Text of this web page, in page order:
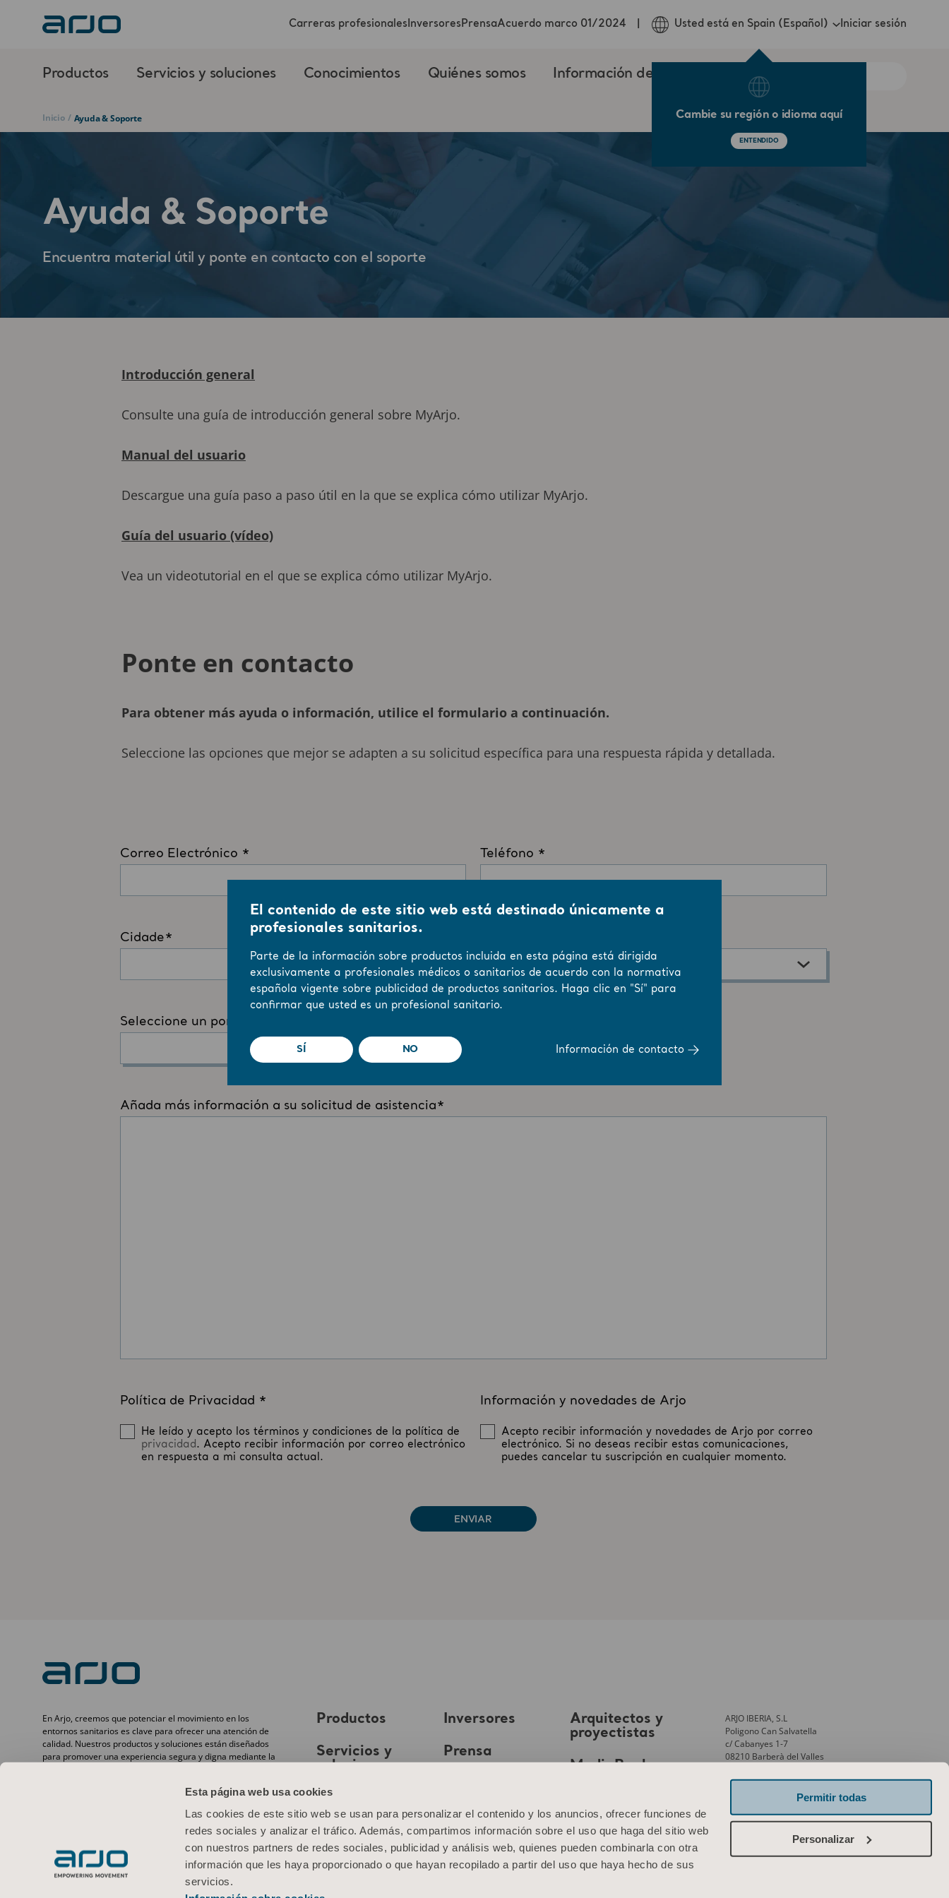
Esta página web usa cookies
Las cookies de este sitio web se usan para personalizar el contenido y los anuncios, ofrecer funciones de
redes sociales y analizar el tráfico. Además, compartimos información sobre el uso que haga del sitio web
con nuestros partners de redes sociales, publicidad y análisis web, quienes pueden combinarla con otra
información que les haya proporcionado o que hayan recopilado a partir del uso que haya hecho de sus
servicios.
Permitir todas
Personalizar
Productos Servicios y soluciones Conocimientos Quiénes somos Información de contacto
Carreras profesionalesInversoresPrensaAcuerdo marco 01/2024 Usted está en Spain (Español)
Cambie su región o idioma aquí
ENTENDIDO
Iniciar sesión
Inicio / Ayuda & Soporte
Ayuda & Soporte
Encuentra material útil y ponte en contacto con el soporte
Introducción general
Consulte una guía de introducción general sobre MyArjo.
Manual del usuario
Descargue una guía paso a paso útil en la que se explica cómo utilizar MyArjo.
Guía del usuario (vídeo)
Vea un videotutorial en el que se explica cómo utilizar MyArjo.
Ponte en contacto
Para obtener más ayuda o información, utilice el formulario a continuación.
Seleccione las opciones que mejor se adapten a su solicitud específica para una respuesta rápida y detallada.
En Arjo, creemos que potenciar el movimiento en los
entornos sanitarios es clave para ofrecer una atención de
calidad. Nuestros productos y soluciones están diseñados
para promover una experiencia segura y digna mediante la
presión y tromboembolismo venoso. Con más de 6500
personas en todo el mundo y 65 años cuidando de pacientes
y profesionales sanitarios, nos comprometemos a lograr
resultados más saludables para las personas que se
Productos
Servicios y
soluciones
Conocimientos
Quiénes somos
Contacto
Inversores
Prensa
Arquitectos y
proyectistas
MediaBank
ARJO IBERIA, S.L
Poligono Can Salvatella
c/ Cabanyes 1-7
08210 Barberà del Valles
Phone:
Contáctenos
El contenido de este sitio web está destinado únicamente a
profesionales sanitarios.
Parte de la información sobre productos incluida en esta página está dirigida
exclusivamente a profesionales médicos o sanitarios de acuerdo con la normativa
española vigente sobre publicidad de productos sanitarios. Haga clic en "Sí" para
confirmar que usted es un profesional sanitario.
SÍ NO Información de contacto